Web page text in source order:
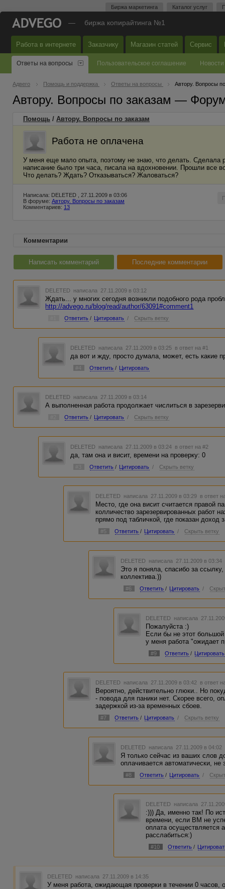
Биржа маркетинга Каталог услуг
— биржа копирайтинга №1
Работа в интернете Заказчику Магазин статей Сервис
Ответы на вопросы Пользовательское соглашение Новости
Адвего Помощь и поддержка Ответы на вопросы Автору. Вопросы
Автору. Вопросы по заказам —
Помощь / Автору. Вопросы по заказам
Работа не оплачена
У меня еще мало опыта, поэтому не знаю, что делать. Сделала
написание было три часа, писала на вдохновении. Прошли все
Что делать? Ждать? Отказываться? Жаловаться?
Написала: DELETED , 27.11.2009 в 03:06
В форуме: Автору. Вопросы по заказам
Комментариев: 13
Комментарии
Написать комментарий Последние комментарии
DELETED написала 27.11.2009 в 03:12
Ждать... у многих сегодня возникли подобного рода
http://advego.ru/blog/read/author/63091#comment1
Ответить / Цитировать / Скрыть ветку
DELETED написала 27.11.2009 в 03:25 в ответ на #1
да вот и жду, просто думала, может, есть какие
#4 Ответить / Цитировать
DELETED написала 27.11.2009 в 03:14
А выполненная работа продолжает числиться в
Ответить / Цитировать / Скрыть ветку
DELETED написала 27.11.2009 в 03:24 в ответ на #2
да, там она и висит, времени на проверку: 0
Ответить / Цитировать / Скрыть ветку
DELETED написала 27.11.2009 в 03:29 в ответ
Место, где она висит считается правой
колличество зарезервированных работ
прямо под табличкой, где показан доход
#5 Ответить / Цитировать / Скрыть ветку
DELETED написала 27.11.2009 в 03:34
Это я поняла, спасибо за
коллектива.))
#6 Ответить / Цитировать /
DELETED написала
Пожалуйста :)
Если бы не этот
у меня работа "ожидает
#9 Ответить / Цитировать
DELETED написала 27.11.2009 в 03:42 в ответ
Вероятно, действительно глюки.. Но
- повода для паники нет. Скорее всего,
задержкой из-за временных сбоев.
#7 Ответить / Цитировать / Скрыть ветку
DELETED написала 27.11.2009 в 04:02
Я только сейчас из ваших слов
оплачивается автоматически, не
#8 Ответить / Цитировать /
DELETED написала
:))) Да, именно так! По
времени, если ВМ не
оплата осуществляется
расслабиться:)
#10 Ответить /
DELETED написала 27.11.2009 в 14:35
У меня работа, ожидающая проверки в течении 0 часов,